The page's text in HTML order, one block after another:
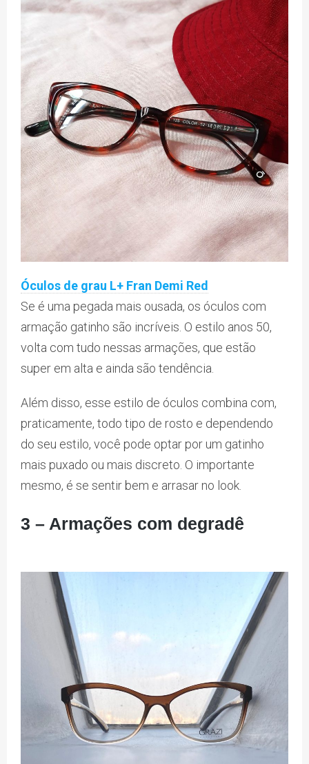
Óculos de grau L+ Fran Demi Red
Se é uma pegada mais ousada, os óculos com
armação gatinho são incríveis. O estilo anos 50,
volta com tudo nessas armações, que estão
super em alta e ainda são tendência.
Além disso, esse estilo de óculos combina com,
praticamente, todo tipo de rosto e dependendo
do seu estilo, você pode optar por um gatinho
mais puxado ou mais discreto. O importante
mesmo, é se sentir bem e arrasar no look.
3 – Armações com degradê